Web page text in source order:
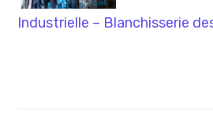
Industrielle – Blanchisserie